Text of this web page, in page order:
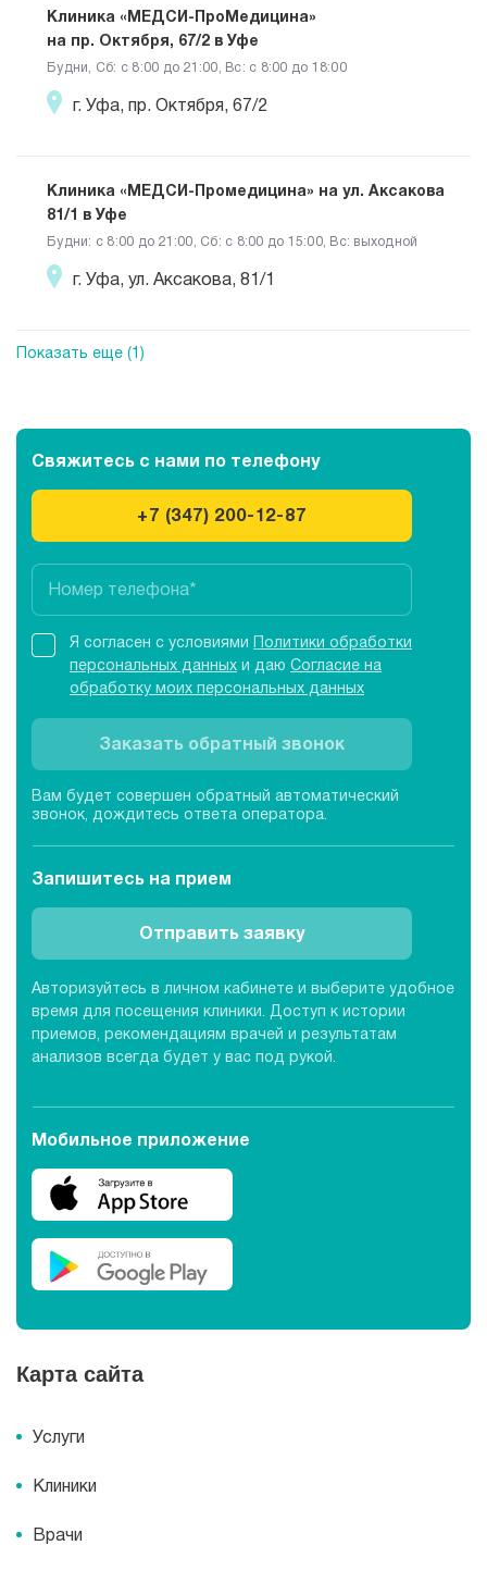
Клиника «МЕДСИ-ПроМедицина»
на пр. Октября, 67/2 в Уфе
Будни, Сб: c 8:00 до 21:00, Вс: c 8:00 до 18:00
г. Уфа, пр. Октября, 67/2
Клиника «МЕДСИ-Промедицина» на ул. Аксакова
81/1 в Уфе
Будни: c 8:00 до 21:00, Сб: c 8:00 до 15:00, Вс: выходной
г. Уфа, ул. Аксакова, 81/1
Показать еще (1)
Свяжитесь с нами по телефону
+7 (347) 200-12-87
Я согласен с условиями Политики обработки
персональных данных и даю Согласие на
обработку моих персональных данных
Заказать обратный звонок
Вам будет совершен обратный автоматический
звонок, дождитесь ответа оператора.
Запишитесь на прием
Отправить заявку
Авторизуйтесь в личном кабинете и выберите удобное
время для посещения клиники. Доступ к истории
приемов, рекомендациям врачей и результатам
анализов всегда будет у вас под рукой.
Мобильное приложение
Карта сайта
Услуги
Клиники
Врачи